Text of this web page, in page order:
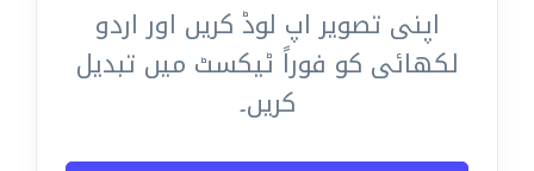
اپنی تصویر اپ لوڈ کریں اور اردو
لکھائی کو فوراً ٹیکسٹ میں تبدیل
کریں۔